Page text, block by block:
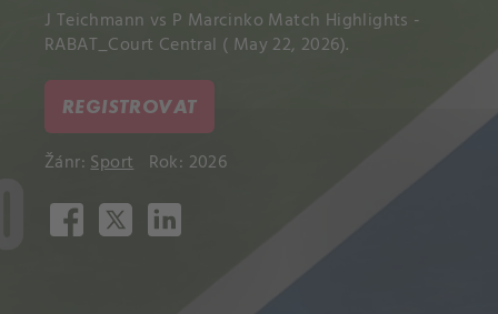
J Teichmann vs P Marcinko Match Highlights -
RABAT_Court Central ( May 22, 2026).
REGISTROVAT
Žánr:Sport Rok: 2026